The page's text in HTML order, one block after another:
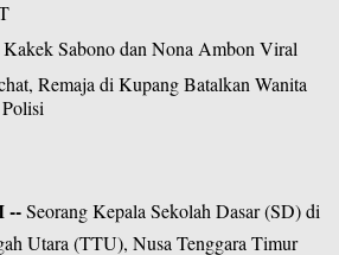
Sabono dan Nona Ambon Viral
Remaja di Kupang Batalkan Wanita
--Seorang Kepala Sekolah Dasar (SD) di
Utara (TTU),Nusa Tenggara Timur